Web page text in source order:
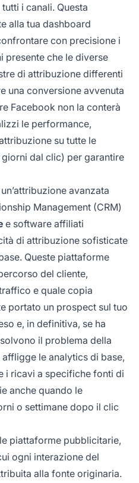
i canali. Questa
alla tua dashboard
con precisione i
presente che le diverse
di attribuzione differenti
una conversione avvenuta
Facebook non la conterà
le performance,
su tutte le
dal clic) per garantire
avanzata
Management (CRM)
e software affiliati
di attribuzione sofisticate
Queste piattaforme
del cliente,
e quale copia
portato un prospect sul tuo
e, in definitiva, se ha
il problema della
le analytics di base,
i ricavi a specifiche fonti di
anche quando le
o settimane dopo il clic
piattaforme pubblicitarie,
ogni interazione del
alla fonte originaria.